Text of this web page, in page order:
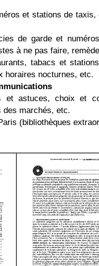
et stations de taxis,
de garde et
à ne pas faire,
tabacs et
horaires nocturnes, etc.
et astuces, choix et
des marchés, etc.
(bibliothèques